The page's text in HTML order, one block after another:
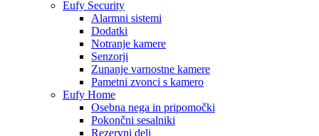
Eufy Security
Alarmni sistemi
Dodatki
Notranje kamere
Senzorji
Zunanje varnostne kamere
Pametni zvonci s kamero
Eufy Home
Osebna nega in pripomočki
Pokončni sesalniki
Rezervni deli